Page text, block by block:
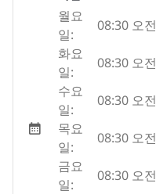
월요
일:
08:30 오전
화요
일:
08:30 오전
수요
일:
08:30 오전
목요
일:
08:30 오전
금요
일:
08:30 오전